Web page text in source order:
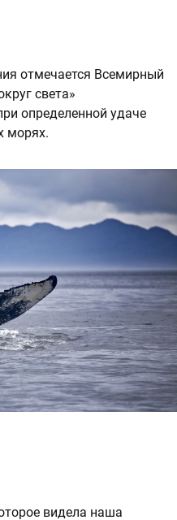
отмечается Всемирный
света»
определенной удаче
морях.
видела наша